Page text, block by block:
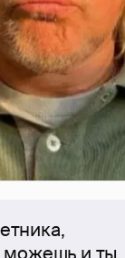
можешь и ты